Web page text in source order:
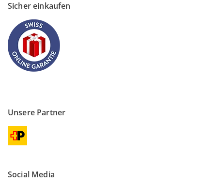
Sicher einkaufen
Unsere Partner
Social Media